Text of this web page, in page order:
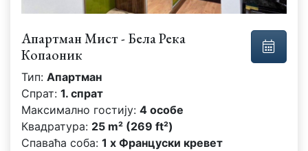
Апартман Мист - Бела Река
Копаоник
Тип: Апартман
Спрат: 1. спрат
Максимално гостију: 4 особе
Квадратура: 25 m² (269 ft²)
Спаваћа соба: 1 x Француски кревет